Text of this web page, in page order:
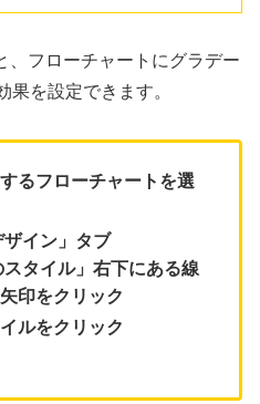
、フローチャートにグラデー
果を設定できます。
るフローチャートを選
ザイン」タブ
タイル」右下にある線
印をクリック
ルをクリック